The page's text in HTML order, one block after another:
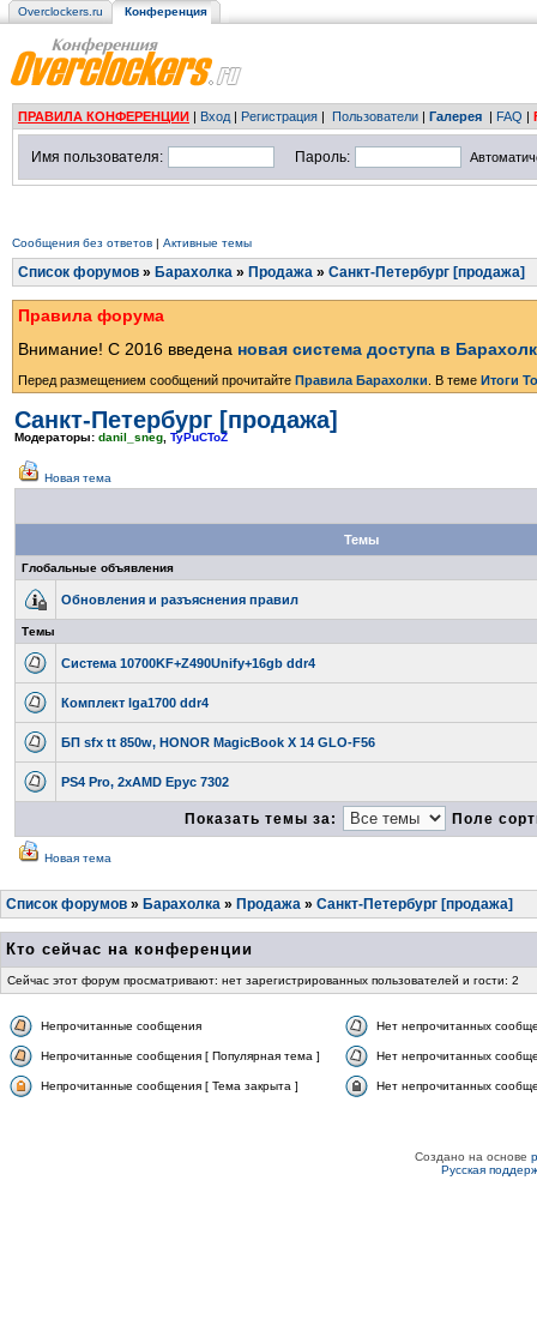
Overclockers.ru Конференция
ПРАВИЛА КОНФЕРЕНЦИИ | Вход | Регистрация | Пользователи | Галерея | FAQ |
Имя пользователя: Пароль:
Сообщения без ответов | Активные темы
Список форумов » Барахолка » Продажа » Санкт-Петербург [продажа]
Правила форума
Внимание! С 2016 введена новая система доступа в
Перед размещением сообщений прочитайте Правила Барахолки . В теме Итоги
Санкт-Петербург [продажа]
Модераторы: danil_sneg TyPuCToZ
Новая тема
Темы
Глобальные объявления
Обновления и разъяснения правил
Темы
Система 10700KF+Z490Unify+16gb ddr4
Комплект lga1700 ddr4
БП sfx tt 850w, HONOR MagicBook X 14 GLO-F56
PS4 Pro, 2xAMD Epyc 7302
Показать темы за: Поле
Новая тема
Список форумов » Барахолка » Продажа » Санкт-Петербург [продажа]
Кто сейчас на конференции
Сейчас этот форум просматривают: нет зарегистрированных пользователей и гости: 2
Непрочитанные сообщения Нет непрочитанных
Непрочитанные сообщения [ Популярная тема ] Нет непрочитанных
Непрочитанные сообщения [ Тема закрыта ] Нет непрочитанных
Создано на основе
Русская